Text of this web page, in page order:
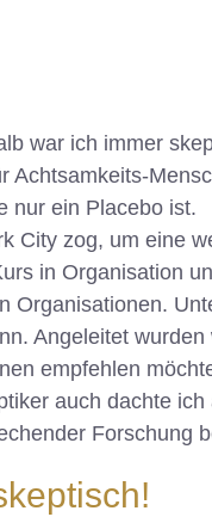
war ich immer
nur ein Placebo ist.
City zog, um eine
in Organisation
Organisationen.
Angeleitet
empfehlen
auch dachte
Forschung